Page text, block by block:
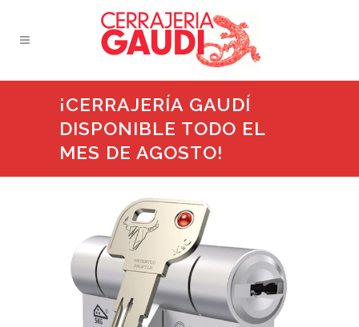
¡CERRAJERÍA GAUDÍ
DISPONIBLE TODO EL
MES DE AGOSTO!